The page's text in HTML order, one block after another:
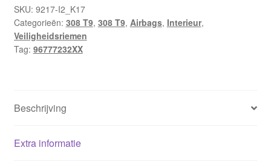
308
T9
96777232XX
hoeveelheid
SKU: 9217-I2_K17
Categorieën: 308 T9, 308 T9, Airbags, Interieur,
Veiligheidsriemen
Tag: 96777232XX
Beschrijving
Extra informatie